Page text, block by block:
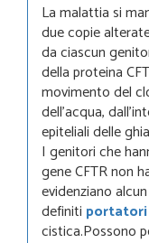
La malattia si
due copie
da ciascun
della proteina
movimento del
dell’acqua,
epiteliali delle
I genitori che
gene CFTR non
evidenziano
definiti
cistica.Possono